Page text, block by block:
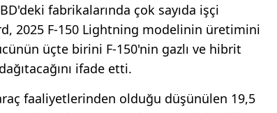
fabrikalarında çok sayıda işçi
2025 F-150 Lightning modelinin üretimini
üçte birini F-150'nin gazlı ve hibrit
ifade etti.
faaliyetlerinden olduğu düşünülen 19,5